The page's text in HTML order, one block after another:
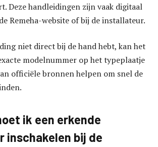
Deze handleidingen zijn vaak digitaal
Remeha-website of bij de installateur.
niet direct bij de hand hebt, kan het
modelnummer op het typeplaatje
officiële bronnen helpen om snel de
ik een erkende
inschakelen bij de